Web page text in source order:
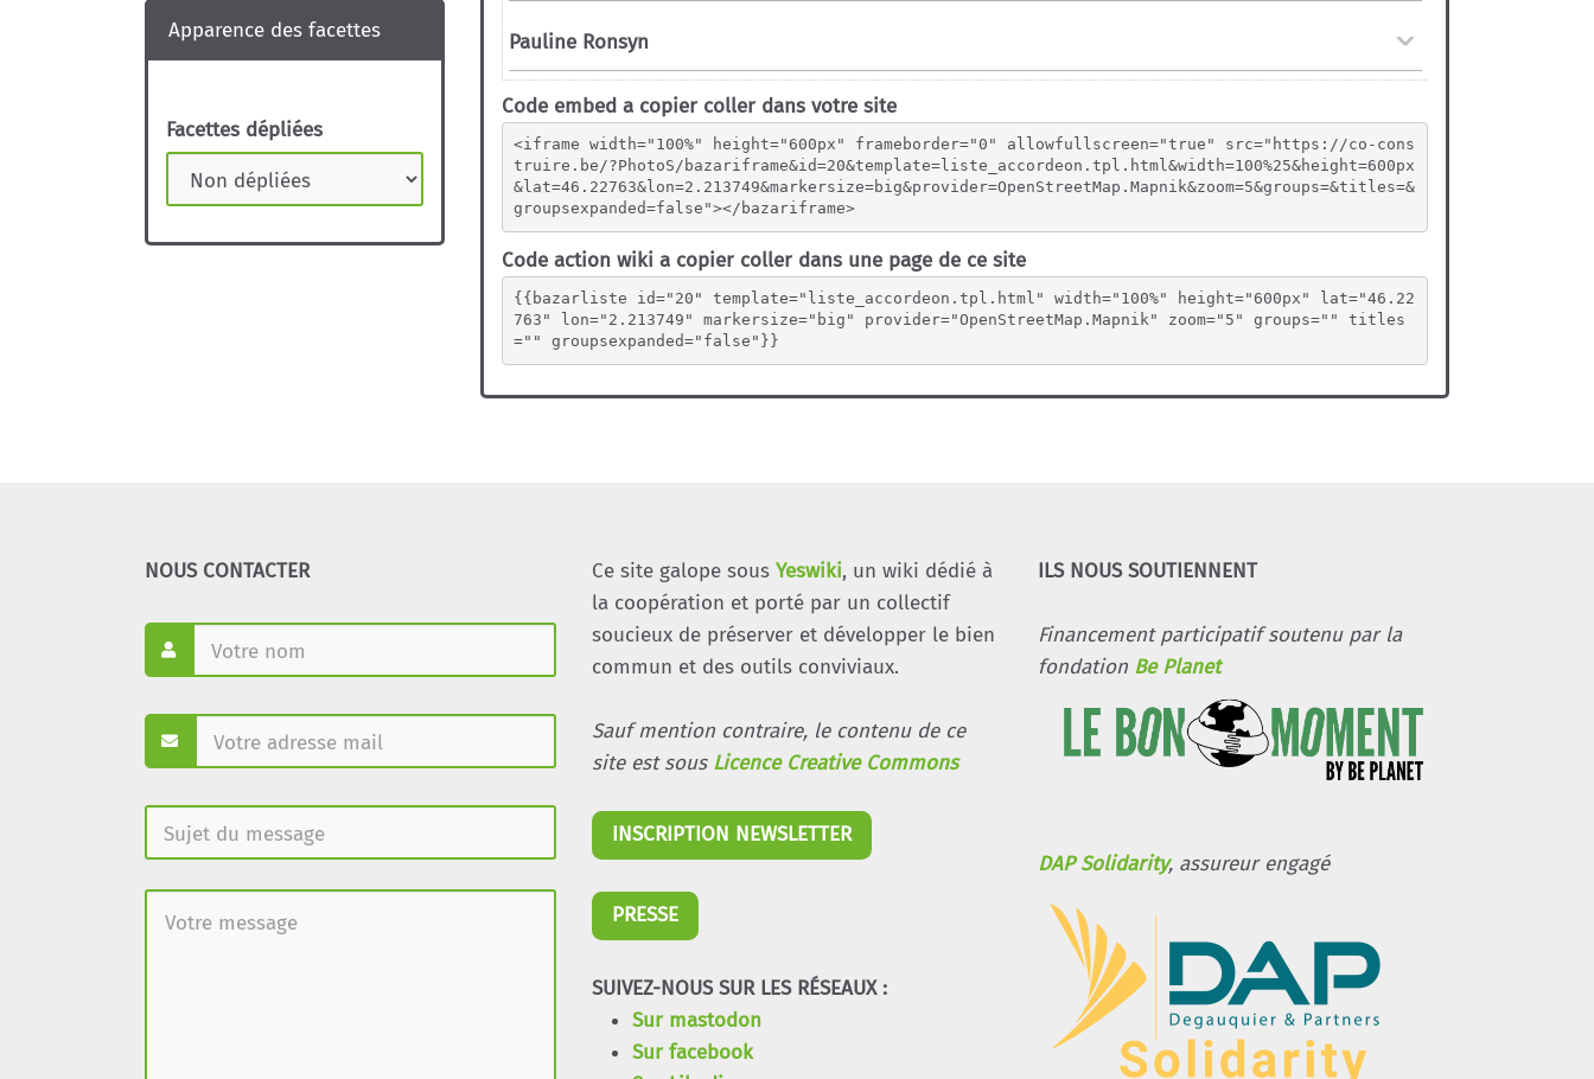
Apparence des facettes
Facettes dépliées
Code embed a copier coller dans votre site
<iframe width="100%" height="600px" frameborder="0" allowfullscreen="true" src="https://co-cons
truire.be/?PhotoS/bazariframe&id=20&template=liste_accordeon.tpl.html&width=100%25&height=600px
&lat=46.22763&lon=2.213749&markersize=big&provider=OpenStreetMap.Mapnik&zoom=5&groups=&titles=&
groupsexpanded=false"></bazariframe>
Code action wiki a copier coller dans une page de ce site
{{bazarliste id="20" template="liste_accordeon.tpl.html" width="100%" height="600px" lat="46.22
763" lon="2.213749" markersize="big" provider="OpenStreetMap.Mapnik" zoom="5" groups="" titles
="" groupsexpanded="false"}}
NOUS CONTACTER Ce site galope sous Yeswiki, un wiki dédié à
la coopération et porté par un collectif
soucieux de préserver et développer le bien
commun et des outils conviviaux.
Sauf mention contraire, le contenu de ce
site est sous Licence Creative Commons
INSCRIPTION NEWSLETTER
PRESSE
SUIVEZ-NOUS SUR LES RÉSEAUX :
Sur mastodon
Sur facebook
ILS NOUS SOUTIENNENT
Financement participatif soutenu par la
fondation Be Planet
DAP Solidarity, assureur engagé